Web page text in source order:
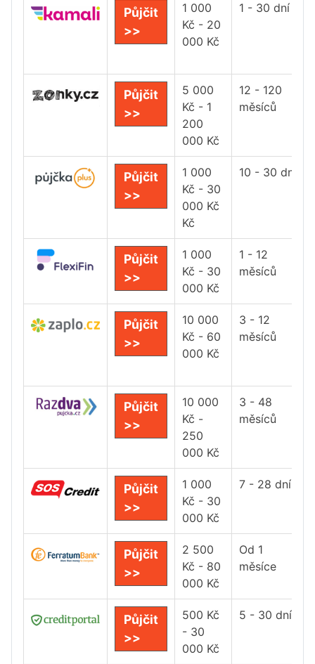
Půjčit
>>
1 000
Kč - 20
000 Kč
1 - 30 dní
Půjčit
>>
5 000
Kč - 1
200
000 Kč
12 - 120
měsíců
Půjčit
>>
1 000
Kč - 30
000 Kč
Kč
10 - 30 dní
Půjčit
>>
1 000
Kč - 30
000 Kč
1 - 12
měsíců
Půjčit
>>
10 000
Kč - 60
000 Kč
3 - 12
měsíců
Půjčit
>>
10 000
Kč -
250
000 Kč
3 - 48
měsíců
Půjčit
>>
1 000
Kč - 30
000 Kč
7 - 28 dní
Půjčit
>>
2 500
Kč - 80
000 Kč
Od 1
měsíce
Půjčit
>>
500 Kč
- 30
000 Kč
5 - 30 dní